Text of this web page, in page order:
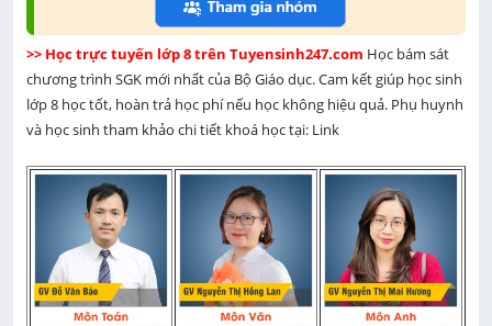
>> Học trực tuyến lớp 8 trên Tuyensinh247.com Học bám sát
chương trình SGK mới nhất của Bộ Giáo dục. Cam kết giúp học sinh
lớp 8 học tốt, hoàn trả học phí nếu học không hiệu quả. Phụ huynh
và học sinh tham khảo chi tiết khoá học tại: Link